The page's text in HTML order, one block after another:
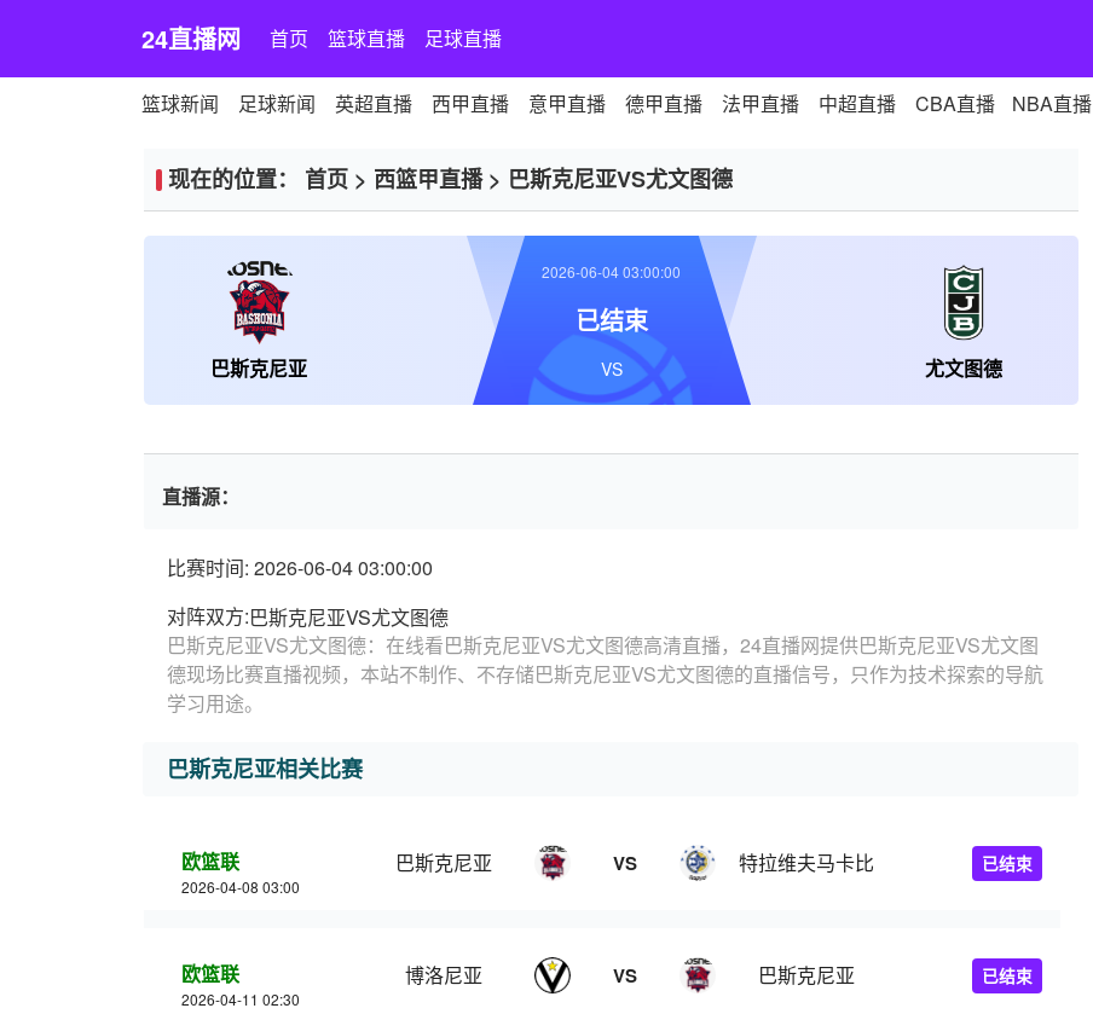
24直播网 首页 篮球直播 足球直播
篮球新闻 足球新闻 英超直播 西甲直播 意甲直播 德甲直播 法甲直播 中超直播 CBA直播 NBA直播
现在的位置： 首页 > 西篮甲直播> 巴斯克尼亚VS尤文图德
巴斯克尼亚 尤文图德
2026-06-04 03:00:00
已结束
VS
直播源：
比赛时间: 2026-06-04 03:00:00
对阵双方:巴斯克尼亚VS尤文图德
巴斯克尼亚VS尤文图德：在线看巴斯克尼亚VS尤文图德高清直播，24直播网提供巴斯克尼亚VS尤文图
德现场比赛直播视频，本站不制作、不存储巴斯克尼亚VS尤文图德的直播信号，只作为技术探索的导航
学习用途。
巴斯克尼亚相关比赛
欧篮联
2026-04-08 03:00
巴斯克尼亚 VS 特拉维夫马卡比 已结束
欧篮联
2026-04-11 02:30
博洛尼亚 VS 巴斯克尼亚 已结束